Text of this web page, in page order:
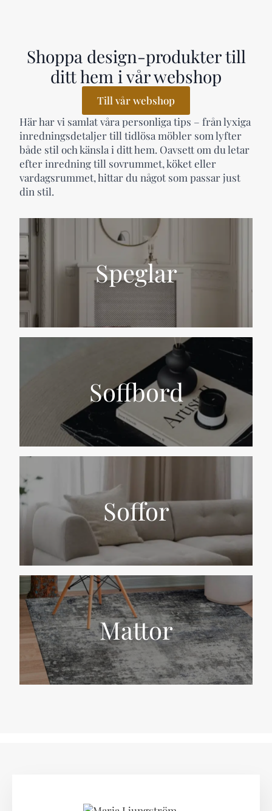
Speglar
Soffbord
Soffor
Mattor
Shoppa design-produkter till
ditt hem i vår webshop
Till vår webshop
Här har vi samlat våra personliga tips – från lyxiga
inredningsdetaljer till tidlösa möbler som lyfter
både stil och känsla i ditt hem. Oavsett om du letar
efter inredning till sovrummet, köket eller
vardagsrummet, hittar du något som passar just
din stil.